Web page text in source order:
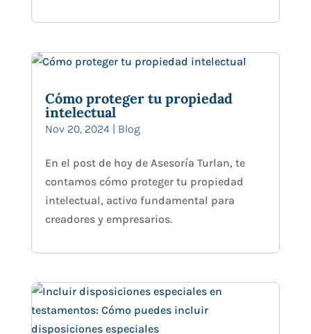
Cómo proteger tu propiedad
intelectual
Nov 20, 2024| Blog
En el post de hoy de Asesoría Turlan, te
contamos cómo proteger tu propiedad
intelectual, activo fundamental para
creadores y empresarios.